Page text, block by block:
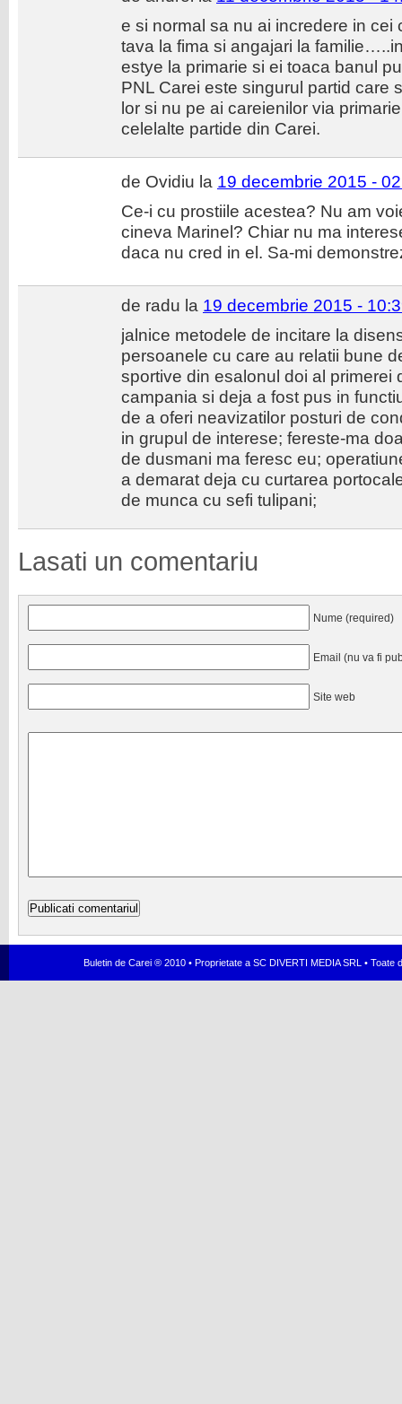
e si normal sa nu ai incredere in cei
tava la fima si angajari la
estye la primarie si ei toaca banul
PNL Carei este singurul partid care
lor si nu pe ai careienilor via
celelalte partide din Carei.
de Ovidiu la 19 decembrie 2015 -
Ce-i cu prostiile acestea? Nu am
cineva Marinel? Chiar nu ma
daca nu cred in el. Sa-mi
de radu la 19 decembrie 2015 -
jalnice metodele de incitare la
persoanele cu care au relatii bune
sportive din esalonul doi al primerei
campania si deja a fost pus in
de a oferi neavizatilor posturi de
in grupul de interese; fereste-ma
de dusmani ma feresc eu;
a demarat deja cu curtarea
de munca cu sefi tulipani;
Lasati un comentariu
Nume (required)
Email (nu va fi
Site web
Buletin de Carei ® 2010 • Proprietate a SC DIVERTI MEDIA SRL •